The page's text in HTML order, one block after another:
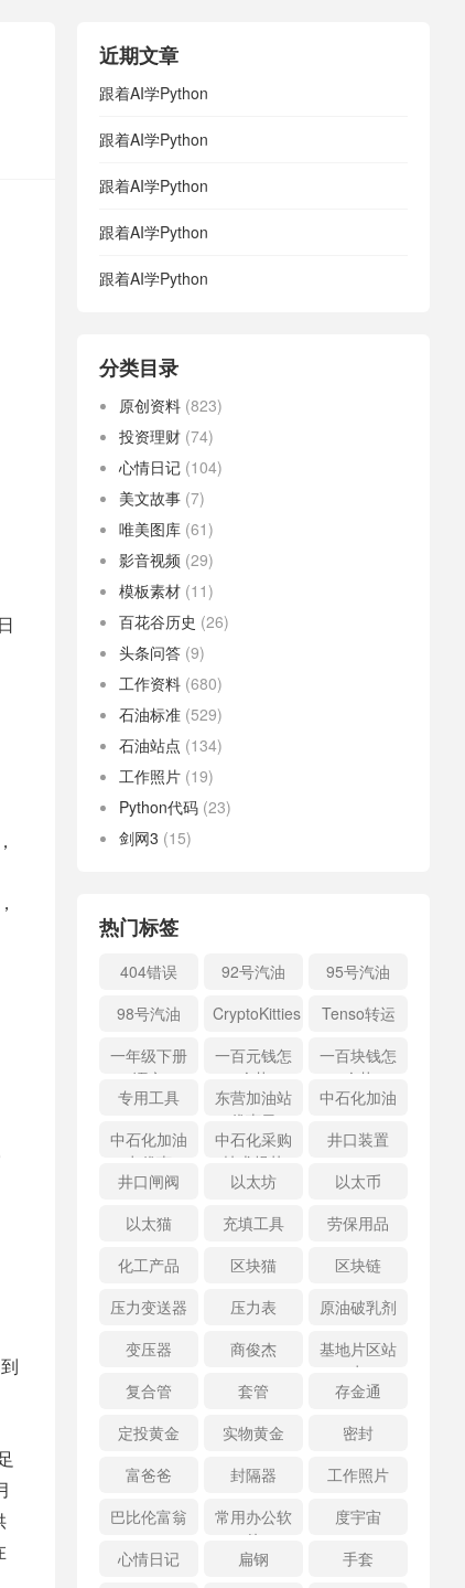
近期文章
跟着AI学Python
跟着AI学Python
跟着AI学Python
跟着AI学Python
跟着AI学Python
分类目录
原创资料 (823)
投资理财 (74)
心情日记 (104)
美文故事 (7)
唯美图库 (61)
影音视频 (29)
模板素材 (11)
百花谷历史 (26)
头条问答 (9)
工作资料 (680)
石油标准 (529)
石油站点 (134)
工作照片 (19)
Python代码 (23)
剑网3 (15)
热门标签
404错误 92号汽油
95号汽油
98号汽油
CryptoKitties
Tenso转运
一年级下册
语文
一百元钱怎
么花
一百块钱怎
么花
专用工具
东营加油站
优惠日
中石化加油
中石化加油
卡优惠
中石化采购
技术规范
井口装置
井口闸阀
以太坊
以太币
以太猫
充填工具
劳保用品
化工产品
区块猫
区块链
压力变送器
压力表
原油破乳剂
变压器
商俊杰
基地片区站
点
复合管
套管
存金通
定投黄金
实物黄金
密封
富爸爸
封隔器
工作照片
巴比伦富翁
常用办公软
件
度宇宙
心情日记
扁钢
手套